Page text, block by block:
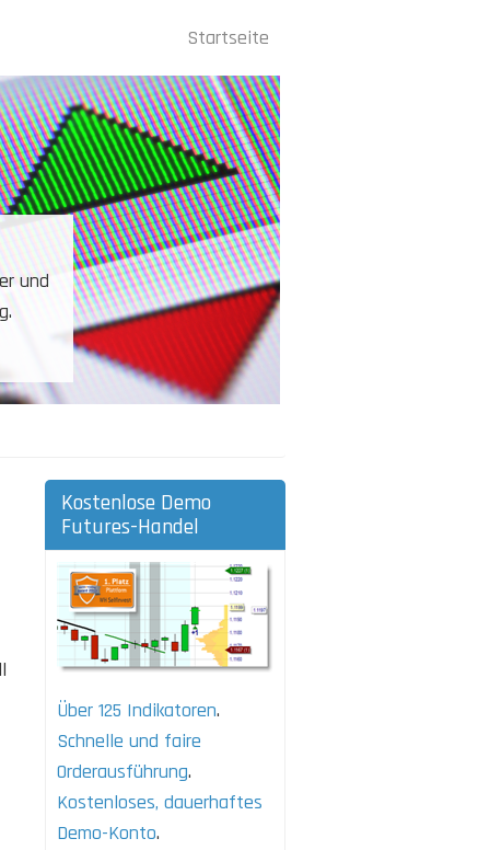
Startseite
Futures handeln?
als auch Shortpositionen. Ein
Öl, Gold, Weizen, Zucker usw.
Kostenlose Demo
Futures-Handel
Über 125 Indikatoren.
Schnelle und faire
Orderausführung.
Kostenloses, dauerhaftes
Demo-Konto.